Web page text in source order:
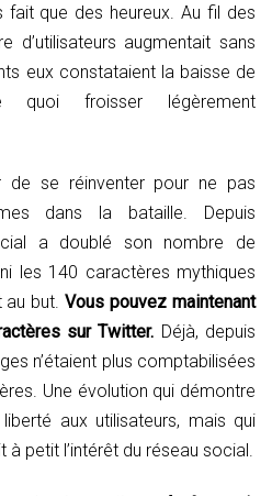
fait que des heureux. Au fil des
d’utilisateurs augmentait sans
eux constataient la baisse de
quoi froisser légèrement
de se réinventer pour ne pas
dans la bataille. Depuis
a doublé son nombre de
les 140 caractères mythiques
au but.Vous pouvez maintenant
sur Twitter. Déjà, depuis
n’étaient plus comptabilisées
Une évolution qui démontre
aux utilisateurs, mais qui
petit l’intérêt du réseau social.